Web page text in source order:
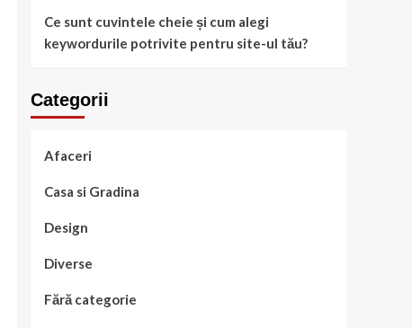
Ce sunt cuvintele cheie și cum alegi
keywordurile potrivite pentru site-ul tău?
Categorii
Afaceri
Casa si Gradina
Design
Diverse
Fără categorie